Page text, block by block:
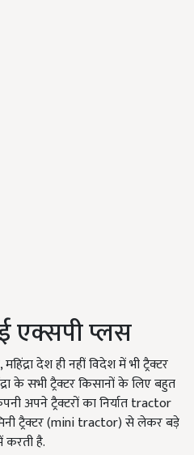
एक्सपी प्लस
देश ही नहीं विदेश में भी ट्रैक्टर
के सभी ट्रैक्टर किसानों के लिए बहुत
अपने ट्रैक्टरों का निर्यात tractor
ट्रैक्टर (mini tractor) से लेकर बड़े
करती है.